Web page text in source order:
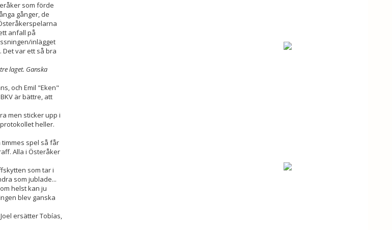
som förde
gånger, de
anfall på
inlägget
var ett så bra
laget. Ganska
och Emil "Eken"
är bättre, att
men sticker upp i
heller.
spel så får
Alla i Österåker
som tar i
som jublade...
helst kan ju
blev ganska
ersätter Tobías,